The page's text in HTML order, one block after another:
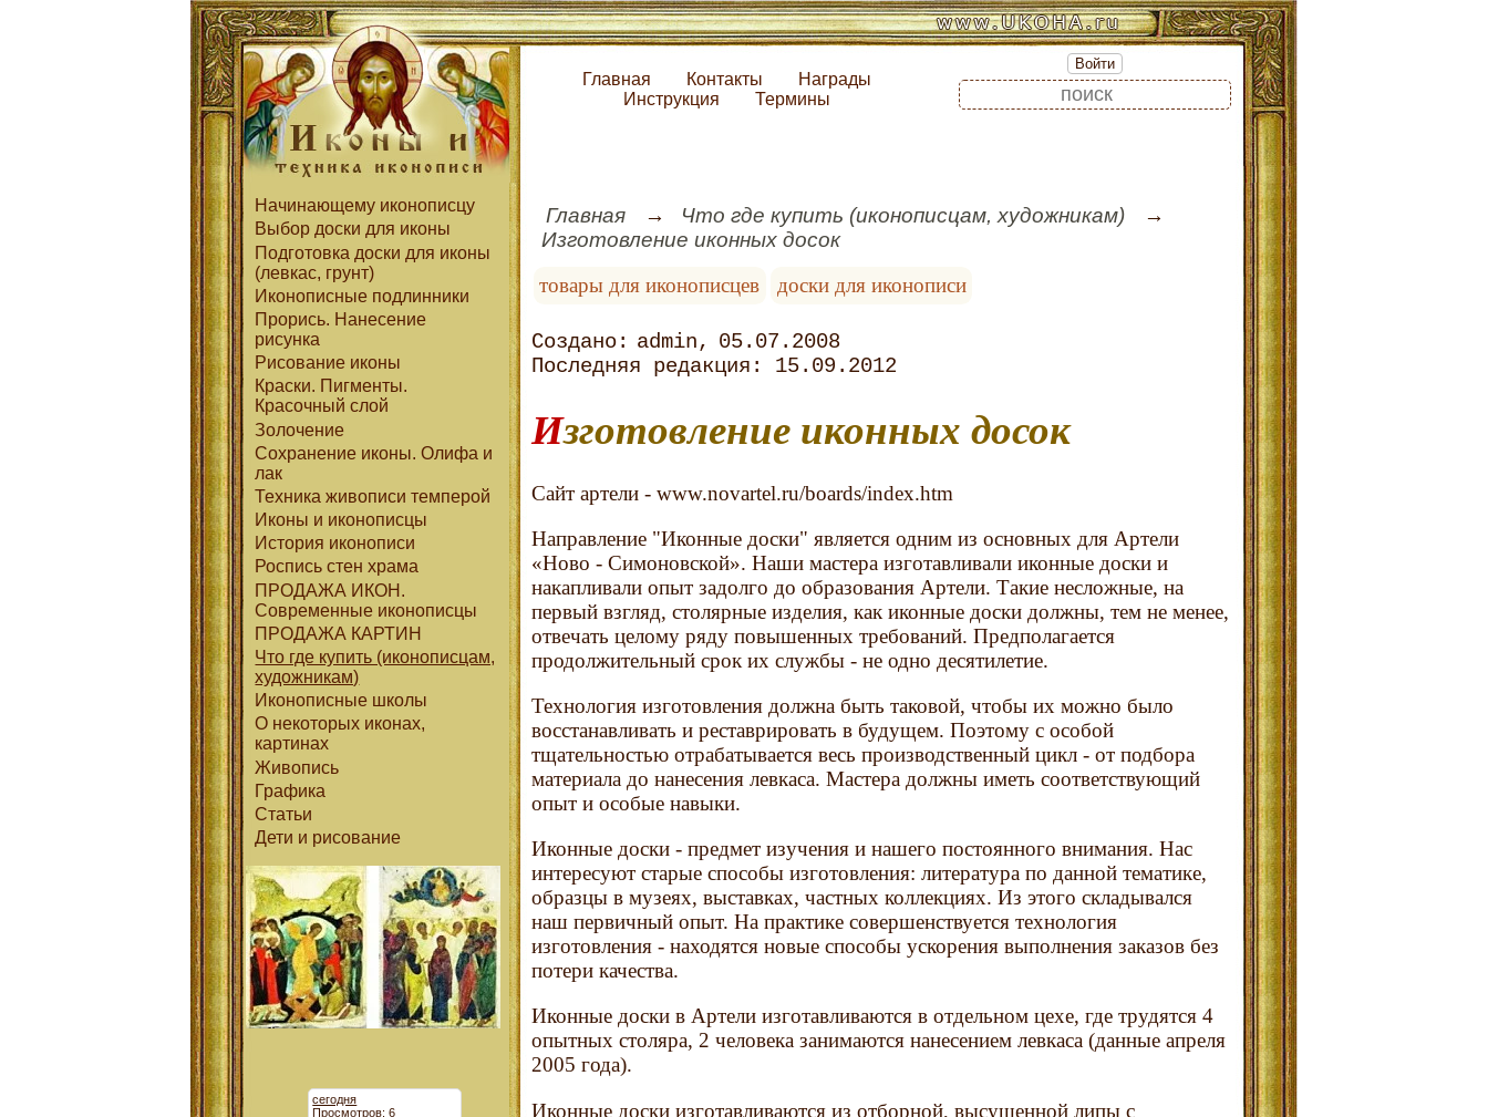
Главная Контакты
Награды
Инструкция
Термины
Войти
Начинающему иконописцу
Выбор доски для иконы
Подготовка доски для иконы
(левкас, грунт)
Иконописные подлинники
Прорись. Нанесение
рисунка
Рисование иконы
Краски. Пигменты.
Красочный слой
Золочение
Сохранение иконы. Олифа и
лак
Техника живописи темперой
Иконы и иконописцы
История иконописи
Роспись стен храма
ПРОДАЖА ИКОН.
Современные иконописцы
ПРОДАЖА КАРТИН
Что где купить (иконописцам,
художникам)
Иконописные школы
О некоторых иконах,
картинах
Живопись
Графика
Статьи
Дети и рисование
сегодня
Просмотров: 6
Главная
Что где купить (иконописцам, художникам)
Изготовление иконных досок
товары для иконописцев
доски для иконописи
admin
05.07.2008
15.09.2012
Изготовление иконных досок
Сайт артели - www.novartel.ru/boards/index.htm
Направление "Иконные доски" является одним из основных для Артели
«Ново - Симоновской». Наши мастера изготавливали иконные доски и
накапливали опыт задолго до образования Артели. Такие несложные, на
первый взгляд, столярные изделия, как иконные доски должны, тем не менее,
отвечать целому ряду повышенных требований. Предполагается
продолжительный срок их службы - не одно десятилетие.
Технология изготовления должна быть таковой, чтобы их можно было
восстанавливать и реставрировать в будущем. Поэтому с особой
тщательностью отрабатывается весь производственный цикл - от подбора
материала до нанесения левкаса. Мастера должны иметь соответствующий
опыт и особые навыки.
Иконные доски - предмет изучения и нашего постоянного внимания. Нас
интересуют старые способы изготовления: литература по данной тематике,
образцы в музеях, выставках, частных коллекциях. Из этого складывался
наш первичный опыт. На практике совершенствуется технология
изготовления - находятся новые способы ускорения выполнения заказов без
потери качества.
Иконные доски в Артели изготавливаются в отдельном цехе, где трудятся 4
опытных столяра, 2 человека занимаются нанесением левкаса (данные апреля
2005 года).
Иконные доски изготавливаются из отборной, высушенной липы с